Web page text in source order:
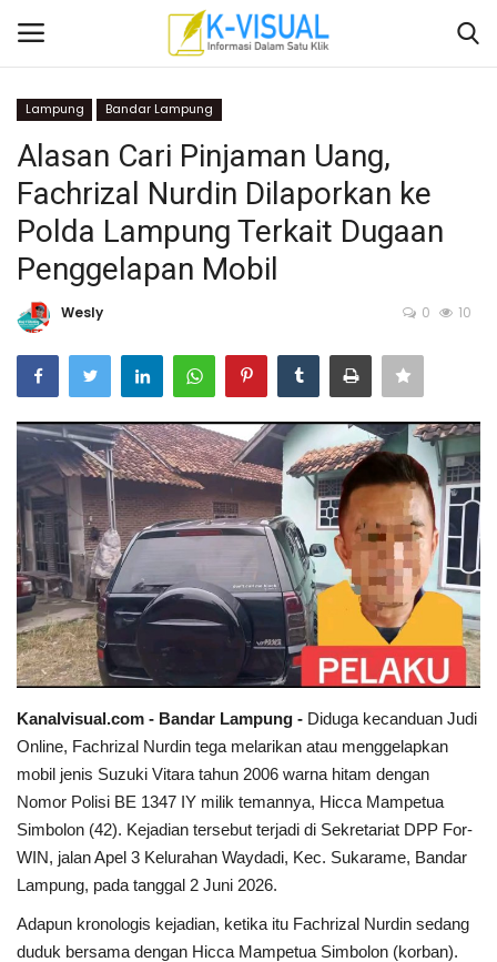
Beranda
Contact
Banten
Yogyakarta
Banten
Solo Raya
Sumsel
Kalbar
Sumut
News
Jawa Barat
Riau
Bisnis
Jambi
Lampung Bandar Lampung
Alasan Cari Pinjaman Uang,
Fachrizal Nurdin Dilaporkan ke
Polda Lampung Terkait Dugaan
Penggelapan Mobil
Wesly 0 10
Kanalvisual.com - Bandar Lampung - Diduga kecanduan Judi
Online, Fachrizal Nurdin tega melarikan atau menggelapkan
mobil jenis Suzuki Vitara tahun 2006 warna hitam dengan
Nomor Polisi BE 1347 IY milik temannya, Hicca Mampetua
Simbolon (42). Kejadian tersebut terjadi di Sekretariat DPP For-
WIN, jalan Apel 3 Kelurahan Waydadi, Kec. Sukarame, Bandar
Lampung, pada tanggal 2 Juni 2026.
Adapun kronologis kejadian, ketika itu Fachrizal Nurdin sedang
duduk bersama dengan Hicca Mampetua Simbolon (korban).